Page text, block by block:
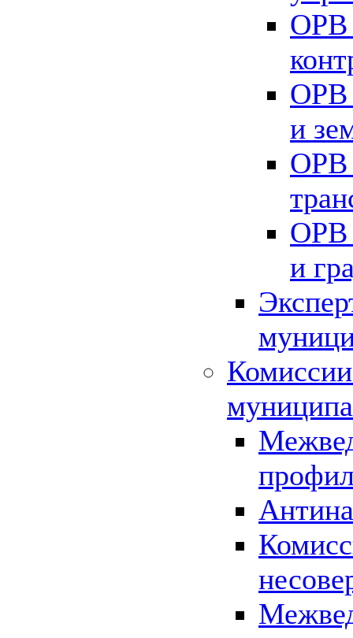
ОРВ
ОРВ
и
ОРВ
ОРВ
и